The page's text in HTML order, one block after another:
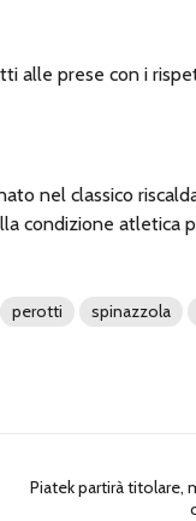
alle prese con i
nel classico
condizione atletica
perotti spinazzola
Piatek partirà titolare,